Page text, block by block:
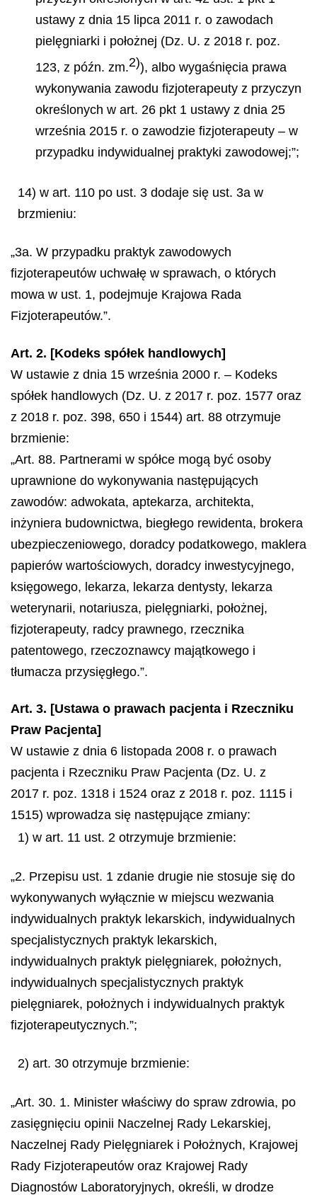
ustawy z dnia 15 lipca 2011 r. o zawodach
pielęgniarki i położnej (Dz. U. z 2018 r. poz.
123, z późn. zm.2)), albo wygaśnięcia prawa
wykonywania zawodu fizjoterapeuty z przyczyn
określonych w art. 26 pkt 1 ustawy z dnia 25
września 2015 r. o zawodzie fizjoterapeuty – w
przypadku indywidualnej praktyki zawodowej;”;
14) w art. 110 po ust. 3 dodaje się ust. 3a w
brzmieniu:
„3a. W przypadku praktyk zawodowych
fizjoterapeutów uchwałę w sprawach, o których
mowa w ust. 1, podejmuje Krajowa Rada
Fizjoterapeutów.”.
Art. 2. [Kodeks spółek handlowych]
W ustawie z dnia 15 września 2000 r. – Kodeks
spółek handlowych (Dz. U. z 2017 r. poz. 1577 oraz
z 2018 r. poz. 398, 650 i 1544) art. 88 otrzymuje
brzmienie:
„Art. 88. Partnerami w spółce mogą być osoby
uprawnione do wykonywania następujących
zawodów: adwokata, aptekarza, architekta,
inżyniera budownictwa, biegłego rewidenta, brokera
ubezpieczeniowego, doradcy podatkowego, maklera
papierów wartościowych, doradcy inwestycyjnego,
księgowego, lekarza, lekarza dentysty, lekarza
weterynarii, notariusza, pielęgniarki, położnej,
fizjoterapeuty, radcy prawnego, rzecznika
patentowego, rzeczoznawcy majątkowego i
tłumacza przysięgłego.”.
Art. 3. [Ustawa o prawach pacjenta i Rzeczniku
Praw Pacjenta]
W ustawie z dnia 6 listopada 2008 r. o prawach
pacjenta i Rzeczniku Praw Pacjenta (Dz. U. z
2017 r. poz. 1318 i 1524 oraz z 2018 r. poz. 1115 i
1515) wprowadza się następujące zmiany:
1) w art. 11 ust. 2 otrzymuje brzmienie:
„2. Przepisu ust. 1 zdanie drugie nie stosuje się do
wykonywanych wyłącznie w miejscu wezwania
indywidualnych praktyk lekarskich, indywidualnych
specjalistycznych praktyk lekarskich,
indywidualnych praktyk pielęgniarek, położnych,
indywidualnych specjalistycznych praktyk
pielęgniarek, położnych i indywidualnych praktyk
fizjoterapeutycznych.”;
2) art. 30 otrzymuje brzmienie:
„Art. 30. 1. Minister właściwy do spraw zdrowia, po
zasięgnięciu opinii Naczelnej Rady Lekarskiej,
Naczelnej Rady Pielęgniarek i Położnych, Krajowej
Rady Fizjoterapeutów oraz Krajowej Rady
Diagnostów Laboratoryjnych, określi, w drodze